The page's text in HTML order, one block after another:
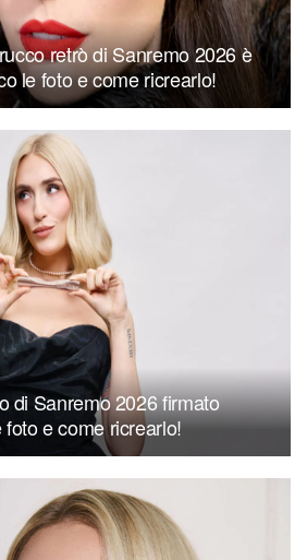
retrò di Sanremo 2026 è
le foto e come ricrearlo!
di Sanremo 2026 firmato
e come ricrearlo!